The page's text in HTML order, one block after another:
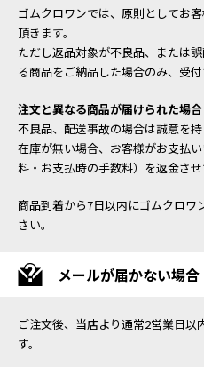
ゴムクロワンでは、原則としてお
頂きます。
ただし返品対象が不良品、または
る商品をご納品した場合のみ、受付
注文と異なる商品が届けられた場合
不良品、配送事故の場合は誠意を持
在庫が無い場合、お客様がお支払
料・お支払時の手数料）を返金させ
商品到着から7日以内にゴムクロワ
さい。
メールが届かない場合
ご注文後、当店より通常2営業日以
す。